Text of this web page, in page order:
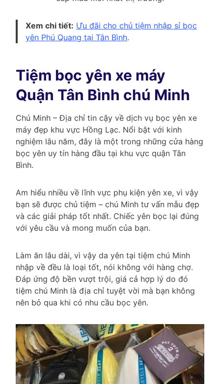
Xem chi tiết: Ưu đãi cho chủ tiệm nhập sỉ bọc
yên Phú Quang tại Tân Bình.
Tiệm bọc yên xe máy
Quận Tân Bình chú Minh
Chú Minh – Địa chỉ tin cậy về dịch vụ bọc yên xe
máy đẹp khu vực Hồng Lạc. Nổi bật với kinh
nghiệm lâu năm, đây là một trong những cửa hàng
bọc yên uy tín hàng đầu tại khu vực quận Tân
Bình.
Am hiểu nhiều về lĩnh vực phụ kiện yên xe, vì vậy
bạn sẽ được chủ tiệm – chú Minh tư vấn mẫu đẹp
và các giải pháp tốt nhất. Chiếc yên bọc lại đúng
với yêu cầu và mong muốn của bạn.
Làm ăn lâu dài, vì vậy da yên tại tiệm chú Minh
nhập về đều là loại tốt, nói không với hàng chợ.
Đáp ứng độ bền vượt trội, giá cả hợp lý do đó
tiệm chú Minh là địa chỉ tuyệt vời mà bạn không
nên bỏ qua khi có nhu cầu bọc yên.